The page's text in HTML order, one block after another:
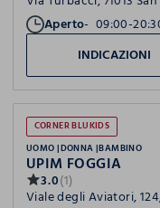
Aperto 09:00-
INDICAZIONI
CORNER BLUKIDS
UOMO DONNA BAMBINO
UPIM FOGGIA
3.0(1)
Viale degli Aviatori,